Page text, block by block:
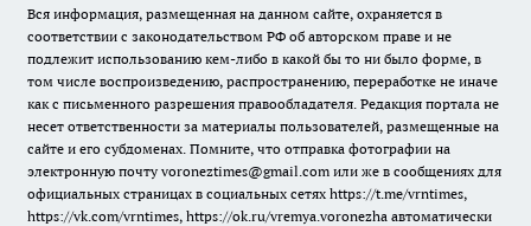
Вся информация, размещенная на данном сайте, охраняется в
соответствии с законодательством РФ об авторском праве и не
подлежит использованию кем-либо в какой бы то ни было форме, в
том числе воспроизведению, распространению, переработке не иначе
как с письменного разрешения правообладателя. Редакция портала не
несет ответственности за материалы пользователей, размещенные на
сайте и его субдоменах. Помните, что отправка фотографии на
электронную почту voroneztimes@gmail.com или же в сообщениях для
официальных страницах в социальных сетях https://t.me/vrntimes,
https://vk.com/vrntimes, https://ok.ru/vremya.voronezha автоматически